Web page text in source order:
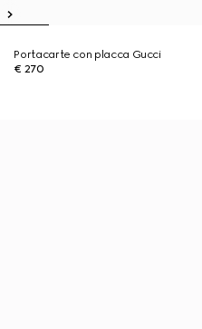
Portacarte con placca Gucci
€ 270